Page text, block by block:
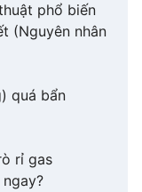
phổ biến
(Nguyên nhân
quá bẩn
rỉ gas